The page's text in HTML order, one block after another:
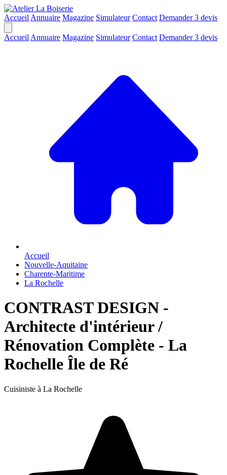
Accueil Annuaire Magazine Simulateur Contact Demander 3 devis
Accueil Annuaire Magazine Simulateur Contact Demander 3 devis
Accueil
Nouvelle-Aquitaine
Charente-Maritime
La Rochelle
CONTRAST DESIGN -
Architecte d'intérieur /
Rénovation Complète - La
Rochelle Île de Ré
Cuisiniste à La Rochelle